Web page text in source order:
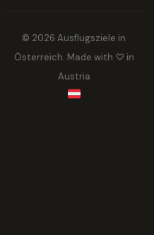
© 2026 Ausflugsziele in
Österreich. Made with ♡ in
Austria